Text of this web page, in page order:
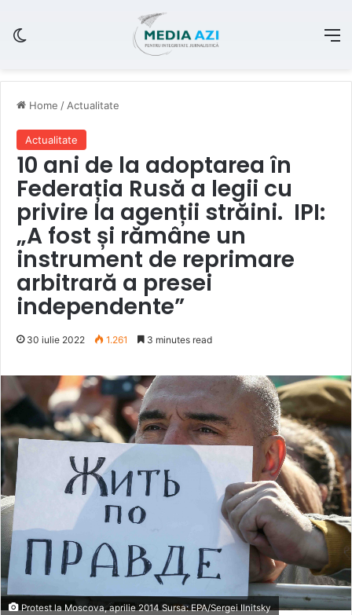
Home / Actualitate
Actualitate
10 ani de la adoptarea în
Federația Rusă a legii cu
privire la agenții străini. IPI:
„A fost și rămâne un
instrument de reprimare
arbitrară a presei
independente”
30 iulie 2022 1.261 3 minutes read
Protest la Moscova, aprilie 2014 Sursa: EPA/Sergei Ilnitsky